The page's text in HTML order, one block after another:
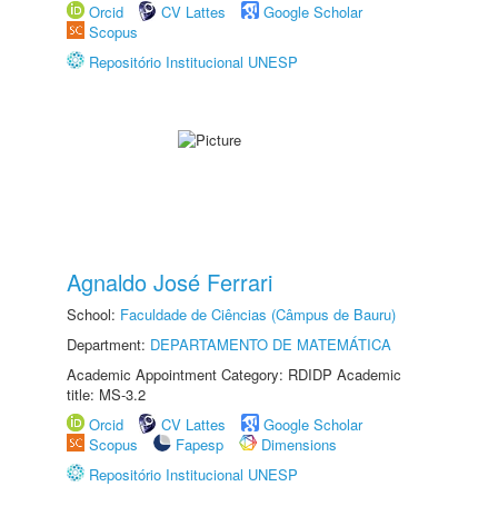
Orcid
CV Lattes
Google Scholar
Scopus
Repositório Institucional UNESP
Agnaldo José Ferrari
School: Faculdade de Ciências (Câmpus de Bauru)
Department: DEPARTAMENTO DE MATEMÁTICA
Academic Appointment Category: RDIDP Academic
title: MS-3.2
Orcid
CV Lattes
Google Scholar
Scopus
Fapesp
Dimensions
Repositório Institucional UNESP